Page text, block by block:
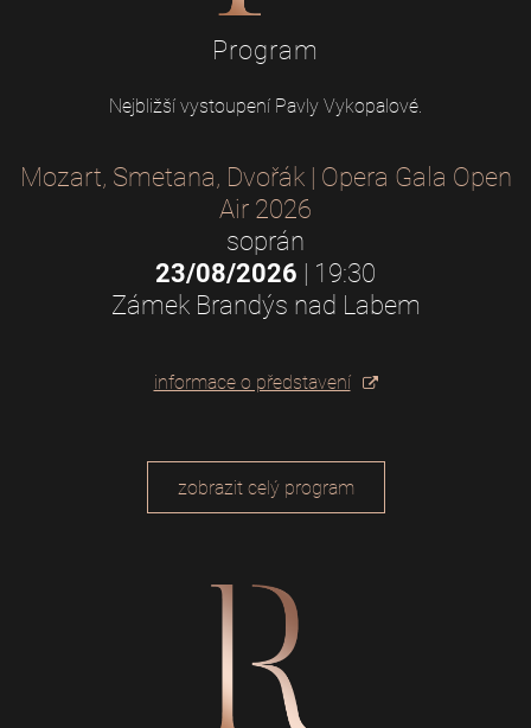
Program
Nejbližší vystoupení Pavly Vykopalové.
Mozart, Smetana, Dvořák | Opera Gala Open
Air 2026
soprán
23/08/2026 | 19:30
Zámek Brandýs nad Labem
informace o představení
zobrazit celý program